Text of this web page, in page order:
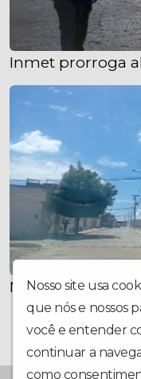
Inmet prorroga
Moradores do
Nosso site usa
que nós e nossos
você e entender
continuar a
como